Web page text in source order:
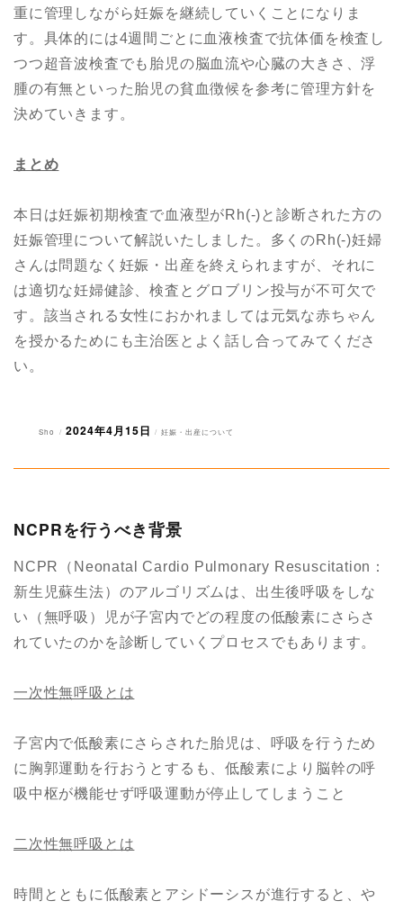
重に管理しながら妊娠を継続していくことになりま
す。具体的には4週間ごとに血液検査で抗体価を検査し
つつ超音波検査でも胎児の脳血流や心臓の大きさ、浮
腫の有無といった胎児の貧血徴候を参考に管理方針を
決めていきます。
まとめ
本日は妊娠初期検査で血液型がRh(-)と診断された方の
妊娠管理について解説いたしました。多くのRh(-)妊婦
さんは問題なく妊娠・出産を終えられますが、それに
は適切な妊婦健診、検査とグロブリン投与が不可欠で
す。該当される女性におかれましては元気な赤ちゃん
を授かるためにも主治医とよく話し合ってみてくださ
い。
投
Sho
投
2024年4月15日
カ
妊娠・出産について
NCPRを行うべき背景
NCPR（Neonatal Cardio Pulmonary Resuscitation：
新生児蘇生法）のアルゴリズムは、出生後呼吸をしな
い（無呼吸）児が子宮内でどの程度の低酸素にさらさ
れていたのかを診断していくプロセスでもあります。
一次性無呼吸とは
子宮内で低酸素にさらされた胎児は、呼吸を行うため
に胸郭運動を行おうとするも、低酸素により脳幹の呼
吸中枢が機能せず呼吸運動が停止してしまうこと
二次性無呼吸とは
時間とともに低酸素とアシドーシスが進行すると、や